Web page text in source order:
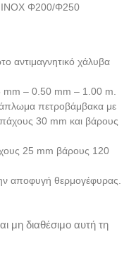
ΙΝΟΧ Φ200/Φ250
αντιμαγνητικό χάλυβα
mm – 0.50 mm – 1.00 m.
πετροβάμβακα με
30 mm και βάρους
25 mm βάρους 120
αποφυγή θερμογέφυρας.
μη διαθέσιμο αυτή τη